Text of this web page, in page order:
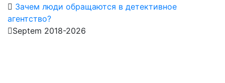
Зачем люди обращаются в детективное
агентство?
Septem 2018-2026